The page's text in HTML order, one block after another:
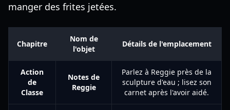
manger des frites jetées.
Chapitre
Nom de
l'objet
Détails de l'emplacement
Action
de
Classe
Notes de
Reggie
Parlez à Reggie près de la
sculpture d'eau ; lisez son
carnet après l'avoir aidé.